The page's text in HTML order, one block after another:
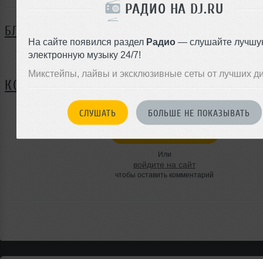
РАДИО НА DJ.RU
На сайте появился раздел Радио — слушайте
электронную музыку 24/7!
Микстейпы, лайвы и эксклюзивные сеты от лучших
СЛУШАТЬ БОЛЬШЕ НЕ ПОКАЗЫВАТЬ
БЛОГ
Нет записей в блоге
КОММЕНТАРИИ
Или
войдите на сайт
чтобы оставить комментарий